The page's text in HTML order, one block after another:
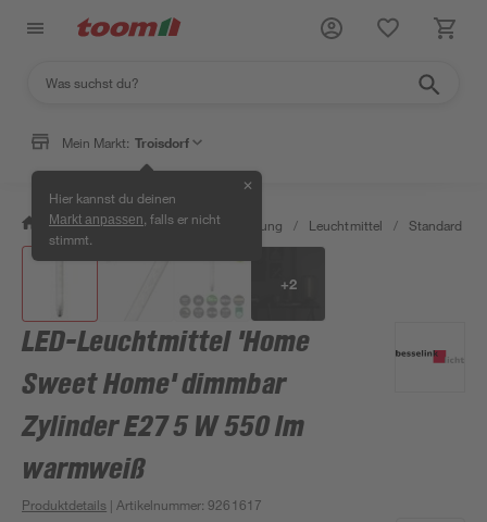
Mein Markt: Troisdorf
Hier kannst du deinen
Markt anpassen , falls er nicht
stimmt.
✕
/ Wohnen & Haushalt / Beleuchtung / Leuchtmittel / Standard
+2
LED-Leuchtmittel 'Home
Sweet Home' dimmbar
Zylinder E27 5 W 550 lm
warmweiß
Produktdetails | Artikelnummer:9261617